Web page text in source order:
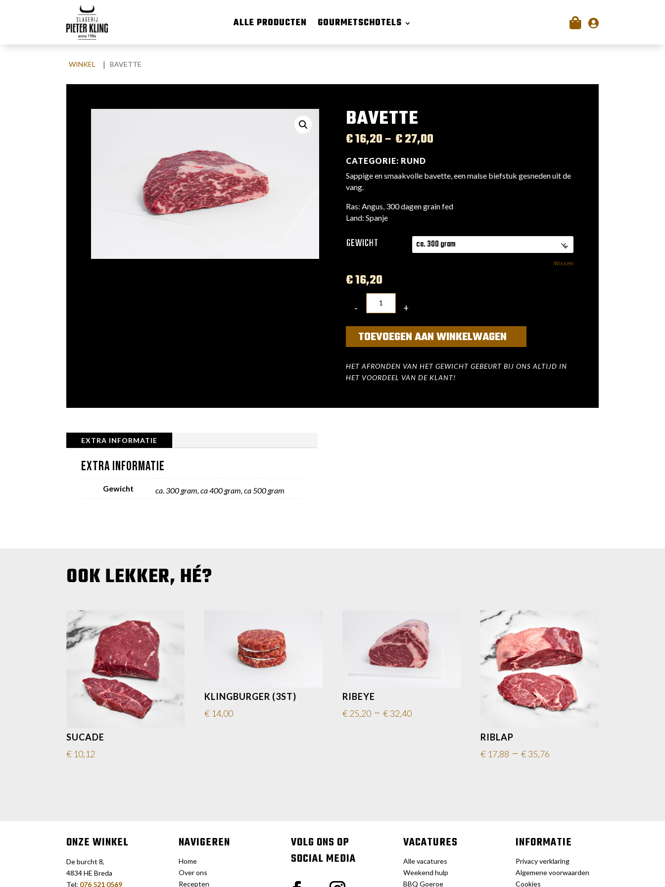
ALLE PRODUCTEN GOURMETSCHOTELS 
WINKEL | BAVETTE
BAVETTE
€16,20– €27,00
CATEGORIE: RUND
Sappige en smaakvolle bavette, een malse biefstuk gesneden uit de
vang.
Ras: Angus, 300 dagen grain fed
Land: Spanje
GEWICHT
Wissen
€16,20
QUANTITY
- +
TOEVOEGEN AAN WINKELWAGEN
HET AFRONDEN VAN HET GEWICHT GEBEURT BIJ ONS ALTIJD IN
HET VOORDEEL VAN DE KLANT!
EXTRA INFORMATIE
EXTRA INFORMATIE
Gewicht ca. 300 gram, ca 400 gram, ca 500 gram
OOK LEKKER, HÉ?
SUCADE
€ 10,12
KLINGBURGER (3ST)
€ 14,00
RIBEYE
€25,20 –€32,40
RIBLAP
€ 17,88 –€35,76
ONZE WINKEL
De burcht 8,
4834 HE Breda
Tel: 076 521 0569
NAVIGEREN
Home
Over ons
Recepten
VOLG ONS OP
SOCIAL MEDIA
VACATURES
Alle vacatures
Weekend hulp
BBQ Goeroe
INFORMATIE
Privacy verklaring
Algemene voorwaarden
Cookies